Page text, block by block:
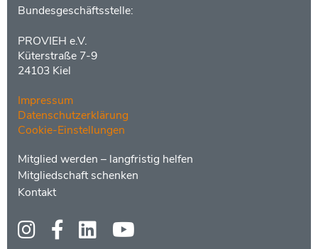
Kontakt
Bundesgeschäftsstelle:
PROVIEH e.V.
Küterstraße 7-9
24103 Kiel
Impressum
Datenschutzerklärung
Cookie-Einstellungen
Menüs
Footer
2
Mitglied werden – langfristig helfen
Mitgliedschaft schenken
Kontakt
Social
Media